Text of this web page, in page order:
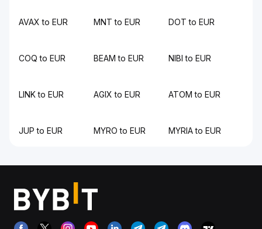
AVAX to EUR MNT to EUR DOT to EUR
COQ to EUR BEAM to EUR NIBI to EUR
LINK to EUR AGIX to EUR ATOM to EUR
JUP to EUR MYRO to EUR MYRIA to EUR